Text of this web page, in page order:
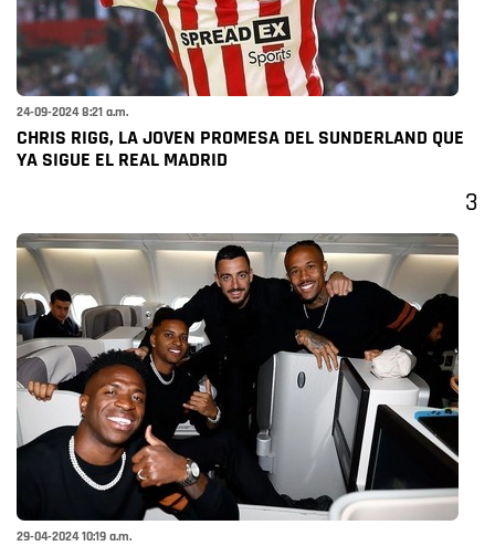
24-09-2024 8:21 a.m.
CHRIS RIGG, LA JOVEN PROMESA DEL SUNDERLAND QUE
YA SIGUE EL REAL MADRID
3
29-04-2024 10:19 a.m.